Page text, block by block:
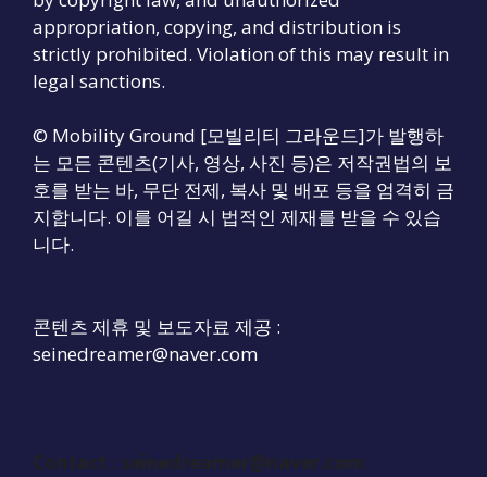
appropriation, copying, and distribution is
strictly prohibited. Violation of this may result in
legal sanctions.
© Mobility Ground [모빌리티 그라운드]가 발행하
는 모든 콘텐츠(기사, 영상, 사진 등)은 저작권법의 보
호를 받는 바, 무단 전제, 복사 및 배포 등을 엄격히 금
지합니다. 이를 어길 시 법적인 제재를 받을 수 있습
니다.
콘텐츠 제휴 및 보도자료 제공 :
seinedreamer@naver.com
Contact : seinedreamer@naver.com